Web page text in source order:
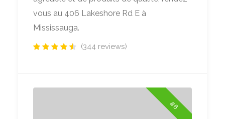
vous au 406 Lakeshore Rd E à
Mississauga.
(344 reviews)
#6